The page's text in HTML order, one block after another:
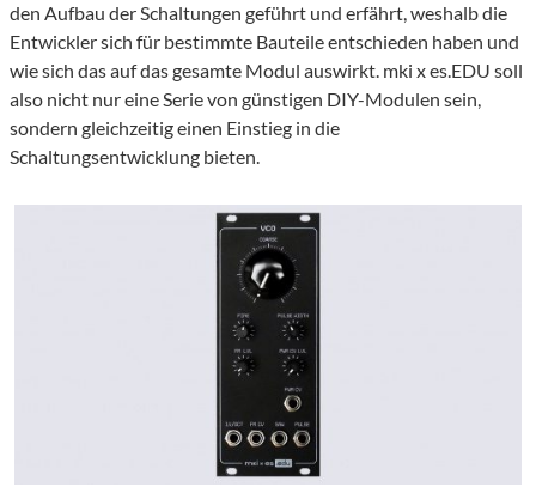
den Aufbau der Schaltungen geführt und erfährt, weshalb die
Entwickler sich für bestimmte Bauteile entschieden haben und
wie sich das auf das gesamte Modul auswirkt. mki x es.EDU soll
also nicht nur eine Serie von günstigen DIY-Modulen sein,
sondern gleichzeitig einen Einstieg in die
Schaltungsentwicklung bieten.